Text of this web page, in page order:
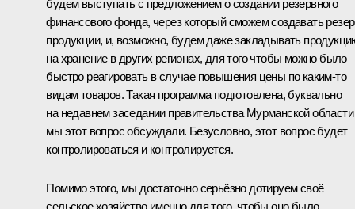
будем выступать с предложением о создании резервного
финансового фонда, через который сможем создавать
продукции, и, возможно, будем даже закладывать
на хранение в других регионах, для того чтобы можно было
быстро реагировать в случае повышения цены по каким‑то
видам товаров. Такая программа подготовлена, буквально
на недавнем заседании правительства Мурманской области
мы этот вопрос обсуждали. Безусловно, этот вопрос будет
контролироваться и контролируется.
Помимо этого, мы достаточно серьёзно дотируем своё
сельское хозяйство именно для того, чтобы оно было